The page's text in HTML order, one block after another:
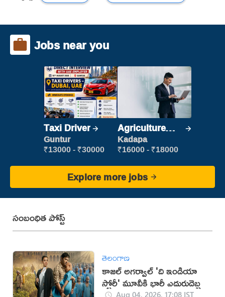
Jobs near you
Taxi Driver
Guntur
₹13000 - ₹30000
Agriculture
Labour
Kadapa
₹16000 - ₹18000
Explore more jobs
సంబంధిత పోస్ట్
తెలంగాణ
కాజల్ అగర్వాల్ 'ది ఇండియా
స్టోరీ' మూవీకి భారీ ఎదురుదెబ్బ
Aug 04, 2026, 17:08 IST